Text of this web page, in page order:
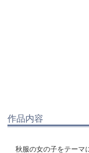
作品内容
秋服の女の子をテーマ